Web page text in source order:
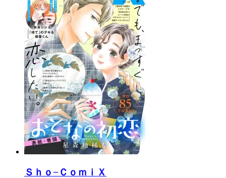
Ｓｈｏ−ＣｏｍｉＸ